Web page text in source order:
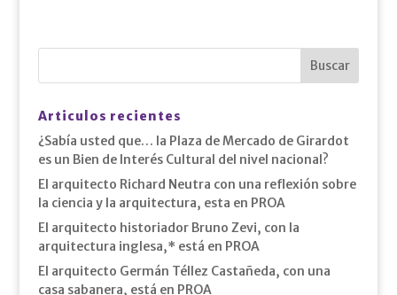
Articulos recientes
¿Sabía usted que… la Plaza de Mercado de Girardot
es un Bien de Interés Cultural del nivel nacional?
El arquitecto Richard Neutra con una reflexión sobre
la ciencia y la arquitectura, esta en PROA
El arquitecto historiador Bruno Zevi, con la
arquitectura inglesa,* está en PROA
El arquitecto Germán Téllez Castañeda, con una
casa sabanera, está en PROA